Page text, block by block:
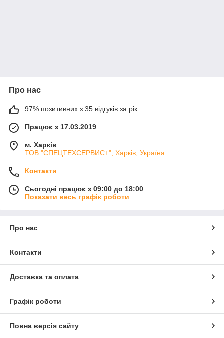
Про нас
97% позитивних з 35 відгуків за рік
Працює з 17.03.2019
м. Харків
ТОВ "СПЕЦТЕХСЕРВИС+", Харків, Україна
Контакти
Сьогодні працює з 09:00 до 18:00
Показати весь графік роботи
Про нас
Контакти
Доставка та оплата
Графік роботи
Повна версія сайту